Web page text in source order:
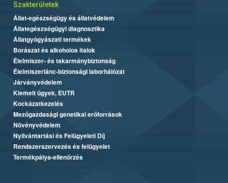
Szakterületek
Állat-egészségügy és állatvédelem
Állategészségügyi diagnosztika
Állatgyógyászati termékek
Borászat és alkoholos italok
Élelmiszer- és takarmánybiztonság
Élelmiszerlánc-biztonsági laborhálózat
Járványvédelem
Kiemelt ügyek, EUTR
Kockázatkezelés
Mezőgazdasági genetikai erőforrások
Növényvédelem
Nyilvántartási és Felügyeleti Díj
Rendszerszervezés és felügyelet
Termékpálya-ellenőrzés